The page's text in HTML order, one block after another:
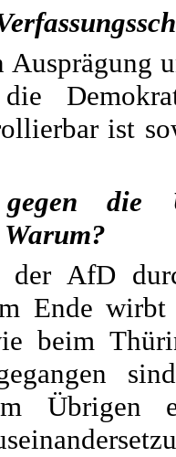
ist
die
der AfD
Ende
beim
Übrigen